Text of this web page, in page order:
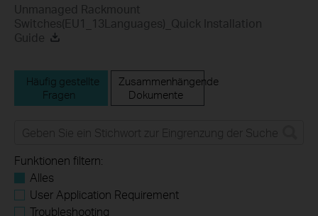
Unmanaged Rackmount
Switches(EU1_13Languages)_Quick Installation
Guide
Häufig gestellte
Fragen
Zusammenhängende
Dokumente
Funktionen filtern:
Alles
User Application Requirement
Troubleshooting